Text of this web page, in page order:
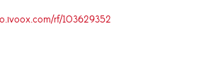
rf/103629352